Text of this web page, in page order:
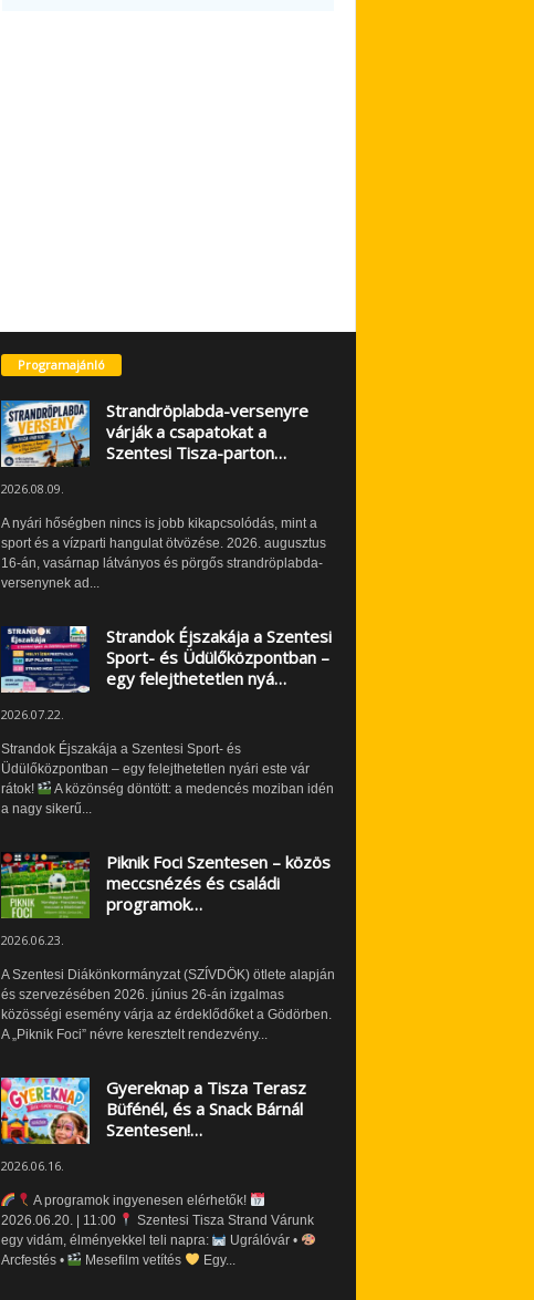
Programajánló
Strandröplabda-versenyre
várják a csapatokat a
Szentesi Tisza-parton…
2026.08.09.
A nyári hőségben nincs is jobb kikapcsolódás, mint a
sport és a vízparti hangulat ötvözése. 2026. augusztus
16-án, vasárnap látványos és pörgős strandröplabda-
versenynek ad...
Strandok Éjszakája a Szentesi
Sport- és Üdülőközpontban –
egy felejthetetlen nyá…
2026.07.22.
Strandok Éjszakája a Szentesi Sport- és
Üdülőközpontban – egy felejthetetlen nyári este vár
rátok!
A közönség döntött: a medencés moziban idén
a nagy sikerű...
Piknik Foci Szentesen – közös
meccsnézés és családi
programok…
2026.06.23.
A Szentesi Diákönkormányzat (SZÍVDÖK) ötlete alapján
és szervezésében 2026. június 26-án izgalmas
közösségi esemény várja az érdeklődőket a Gödörben.
A „Piknik Foci” névre keresztelt rendezvény...
Gyereknap a Tisza Terasz
Büfénél, és a Snack Bárnál
Szentesen!…
2026.06.16.
A programok ingyenesen elérhetők!
2026.06.20. | 11:00
Szentesi Tisza Strand Várunk
egy vidám, élményekkel teli napra:
Ugrálóvár •
Arcfestés •
Mesefilm vetítés Egy...